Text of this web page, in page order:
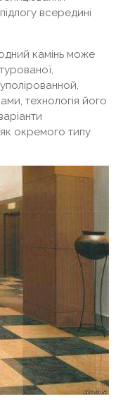
всередині
камінь може
технологія його
окремого типу